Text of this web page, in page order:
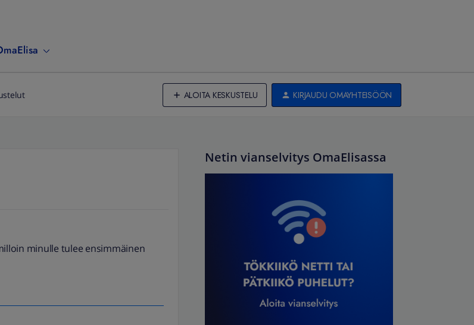
ALOITA KESKUSTELU KIRJAUDU OMAYHTEISÖÖN
minulle tulee ensimmäinen
Netin vianselvitys OmaElisassa